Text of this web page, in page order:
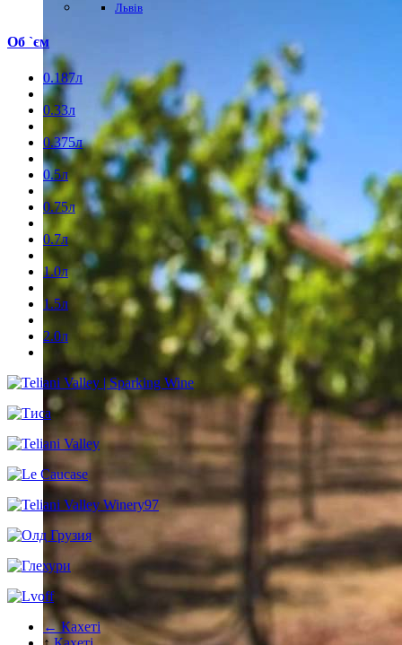
Львів
Об `єм
0.187л
0.33л
0.375л
0.5л
0.75л
0.7л
1.0л
1.5л
2.0л
← Кахеті